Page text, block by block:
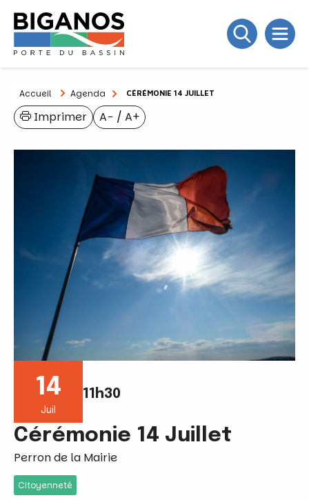
Accueil Agenda CÉRÉMONIE 14 JUILLET
A− / A+
Imprimer
14
Juil
11h30
Cérémonie 14 Juillet
Perron de la Mairie
Citoyenneté